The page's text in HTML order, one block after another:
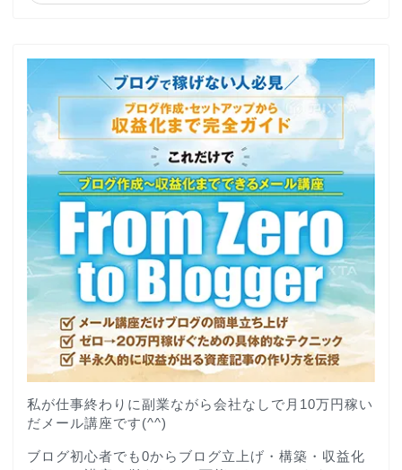
私が仕事終わりに副業ながら会社なしで月10万円稼い
だメール講座です(^^)
ブログ初心者でも0からブログ立上げ・構築・収益化